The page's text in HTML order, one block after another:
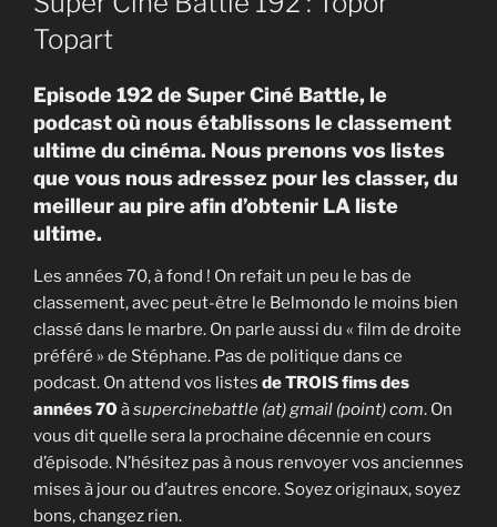
Topart
Episode 192de SuperCiné Battle, le
podcastoù nousétablissonsle classement
ultime du cinéma. Nousprenonsvoslistes
que vousnousadressez pourlesclasser, du
meilleurau pire afn d’obtenir LAliste
ultime.
Les années 70, à fond ! On refait un peu le bas de
classement, avec peut-être le Belmondo le moins bien
classé dans le marbre. On parle aussi du « film de droite
préféré » de Stéphane. Pas de politique dans ce
podcast. On attend vos listes de TROIS fims des
années 70àsupercinebattle (at) gmail (point) com. On
vous dit quelle sera la prochaine décennie en cours
d’épisode. N’hésitez pas à nous renvoyer vos anciennes
mises à jour ou d’autres encore. Soyez originaux, soyez
bons, changez rien.